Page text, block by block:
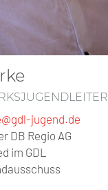
jugend.de
DB Regio AG
im GDL